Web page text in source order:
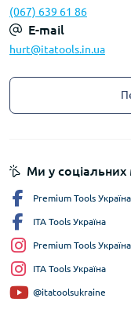
(067) 639 61 86
E-mail
hurt@itatools.in.ua
Ми у
Premium Tools Україна
ITA Tools Україна
Premium Tools Україна
ITA Tools Україна
@itatoolsukraine